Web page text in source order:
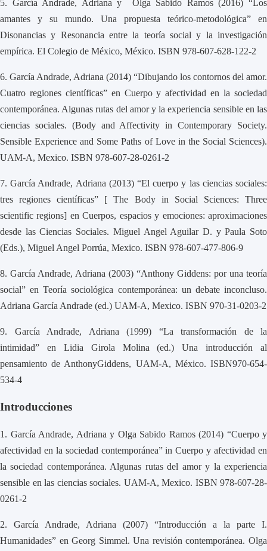
5. García Andrade, Adriana y Olga Sabido Ramos (2016) “Los
amantes y su mundo. Una propuesta teórico-metodológica” en
Disonancias y Resonancia entre la teoría social y la investigación
empírica. El Colegio de México, México. ISBN 978-607-628-122-2
6. García Andrade, Adriana (2014) “Dibujando los contornos del amor.
Cuatro regiones científicas” en Cuerpo y afectividad en la sociedad
contemporánea. Algunas rutas del amor y la experiencia sensible en las
ciencias sociales. (Body and Affectivity in Contemporary Society.
Sensible Experience and Some Paths of Love in the Social Sciences).
UAM-A, Mexico. ISBN 978-607-28-0261-2
7. García Andrade, Adriana (2013) “El cuerpo y las ciencias sociales:
tres regiones científicas” [ The Body in Social Sciences: Three
scientific regions] en Cuerpos, espacios y emociones: aproximaciones
desde las Ciencias Sociales. Miguel Angel Aguilar D. y Paula Soto
(Eds.), Miguel Angel Porrúa, Mexico. ISBN 978-607-477-806-9
8. García Andrade, Adriana (2003) “Anthony Giddens: por una teoría
social” en Teoría sociológica contemporánea: un debate inconcluso.
Adriana García Andrade (ed.) UAM-A, Mexico. ISBN 970-31-0203-2
9.
García Andrade, Adriana (1999) “La transformación de la
intimidad” en Lidia Girola Molina (ed.) Una introducción al
pensamiento de AnthonyGiddens, UAM-A, México. ISBN970-654-
534-4
Introducciones
1. García Andrade, Adriana y Olga Sabido Ramos (2014) “Cuerpo y
afectividad en la sociedad contemporánea” in Cuerpo y afectividad en
la sociedad contemporánea. Algunas rutas del amor y la experiencia
sensible en las ciencias sociales. UAM-A, Mexico. ISBN 978-607-28-
0261-2
2.
García Andrade, Adriana (2007) “Introducción a la parte I.
Humanidades” en Georg Simmel. Una revisión contemporánea. Olga